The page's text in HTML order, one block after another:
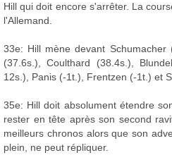
Hill qui doit encore s'arrêter. La
l'Allemand.
33e: Hill mène devant Schumacher
(37.6s.), Coulthard (38.4s.),
12s.), Panis (-1t.), Frentzen (-1t.) et
35e: Hill doit absolument étendre
rester en tête après son second
meilleurs chronos alors que son
plein, ne peut répliquer.